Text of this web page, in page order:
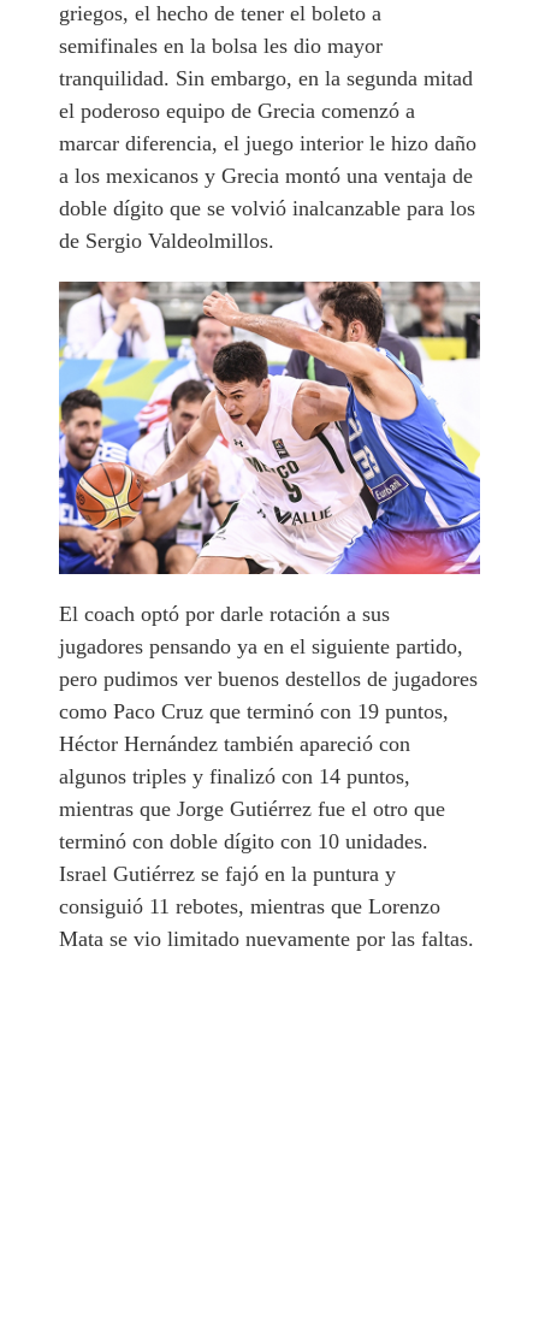
griegos, el hecho de tener el boleto a
semifinales en la bolsa les dio mayor
tranquilidad. Sin embargo, en la segunda mitad
el poderoso equipo de Grecia comenzó a
marcar diferencia, el juego interior le hizo daño
a los mexicanos y Grecia montó una ventaja de
doble dígito que se volvió inalcanzable para los
de Sergio Valdeolmillos.
El coach optó por darle rotación a sus
jugadores pensando ya en el siguiente partido,
pero pudimos ver buenos destellos de jugadores
como Paco Cruz que terminó con 19 puntos,
Héctor Hernández también apareció con
algunos triples y finalizó con 14 puntos,
mientras que Jorge Gutiérrez fue el otro que
terminó con doble dígito con 10 unidades.
Israel Gutiérrez se fajó en la puntura y
consiguió 11 rebotes, mientras que Lorenzo
Mata se vio limitado nuevamente por las faltas.